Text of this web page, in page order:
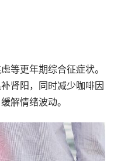
等更年期综合征症状。
肾阳，同时减少咖啡因
解情绪波动。